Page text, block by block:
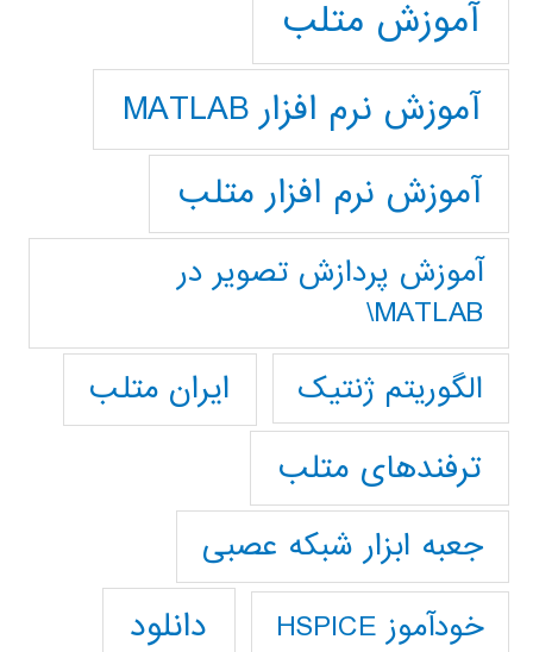
آموزش متلب
آموزش نرم افزار MATLAB
آموزش نرم افزار متلب
آموزش پردازش تصوير در
MATLAB\
الگوریتم ژنتیک
ایران متلب
ترفندهای متلب
جعبه ابزار شبکه عصبی
خودآموز HSPICE دانلود